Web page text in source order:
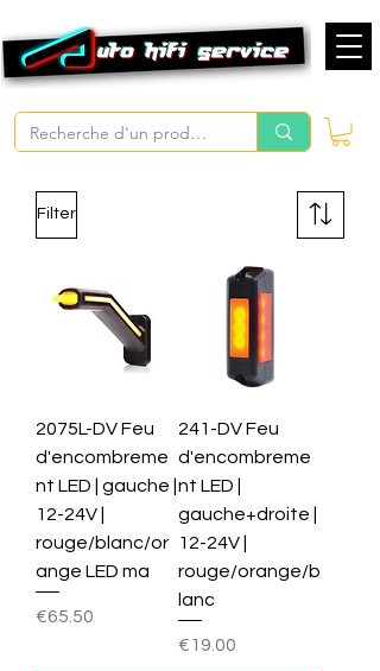
Filter
2075L-DV Feu
d'encombreme
nt LED | gauche |
12-24V |
rouge/blanc/or
ange LED ma
Price
€65.50
241-DV Feu
d'encombreme
nt LED |
gauche+droite |
12-24V |
rouge/orange/b
lanc
Price
€19.00